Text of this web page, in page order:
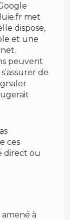
met
dispose,
et une
peuvent
de
ces
direct ou
à